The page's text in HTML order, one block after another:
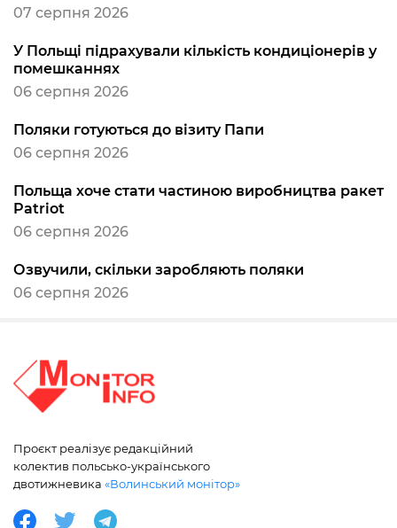
07 серпня 2026
У Польщі підрахували кількість кондиціонерів у
помешканнях
06 серпня 2026
Поляки готуються до візиту Папи
06 серпня 2026
Польща хоче стати частиною виробництва ракет
Patriot
06 серпня 2026
Озвучили, скільки заробляють поляки
06 серпня 2026
Проєкт реалізує редакційний
колектив польсько-українського
двотижневика «Волинський монітор»